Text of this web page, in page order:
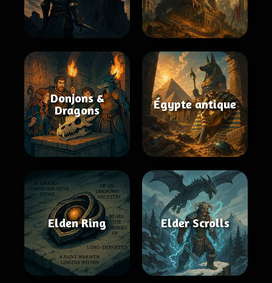
Donjons &
Dragons
Égypte antique
Elden Ring Elder Scrolls